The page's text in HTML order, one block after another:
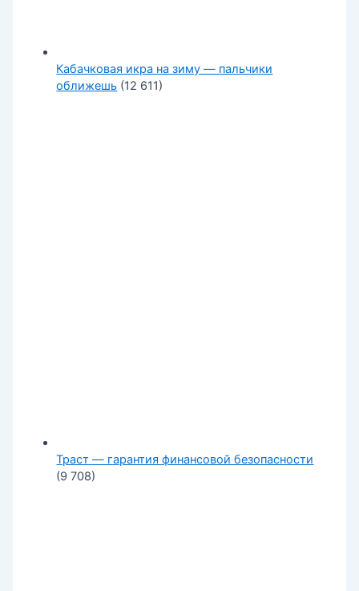
Кабачковая икра на зиму — пальчики
оближешь (12 611)
Траст — гарантия финансовой безопасности
(9 708)